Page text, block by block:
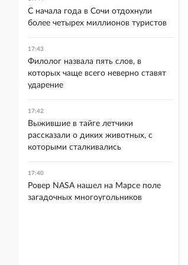
С начала года в Сочи отдохнули
более четырех миллионов туристов
17:43
Филолог назвала пять слов, в
которых чаще всего неверно ставят
ударение
17:42
Выжившие в тайге летчики
рассказали о диких животных, с
которыми сталкивались
17:40
Ровер NASA нашел на Марсе поле
загадочных многоугольников